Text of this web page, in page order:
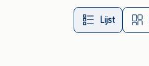
Lijst